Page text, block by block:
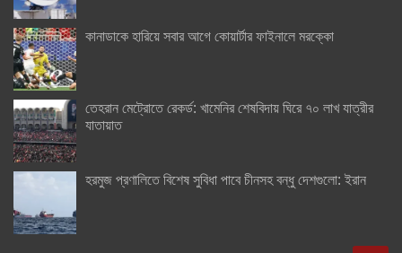
কানাডাকে হারিয়ে সবার আগে কোয়ার্টার ফাইনালে মরক্কো
তেহরান মেট্রোতে রেকর্ড: খামেনির শেষবিদায় ঘিরে ৭০ লাখ যাত্রীর
যাতায়াত
হরমুজ প্রণালিতে বিশেষ সুবিধা পাবে চীনসহ বন্ধু দেশগুলো: ইরান